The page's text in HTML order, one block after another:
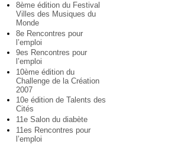
8ème édition du Festival
Villes des Musiques du
Monde
8e Rencontres pour
l’emploi
9es Rencontres pour
l’emploi
10ème édition du
Challenge de la Création
2007
10e édition de Talents des
Cités
11e Salon du diabète
11es Rencontres pour
l’emploi